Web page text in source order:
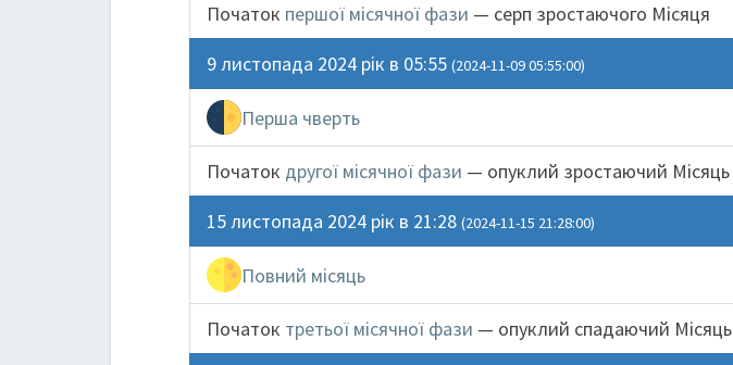
Початок першої місячної фази — серп зростаючого Місяця
9 листопада 2024 рік в 05:55 (2024-11-09 05:55:00)
Перша чверть
Початок другої місячної фази — опуклий зростаючий Місяць
15 листопада 2024 рік в 21:28 (2024-11-15 21:28:00)
Повний місяць
Початок третьої місячної фази — опуклий спадаючий Місяць